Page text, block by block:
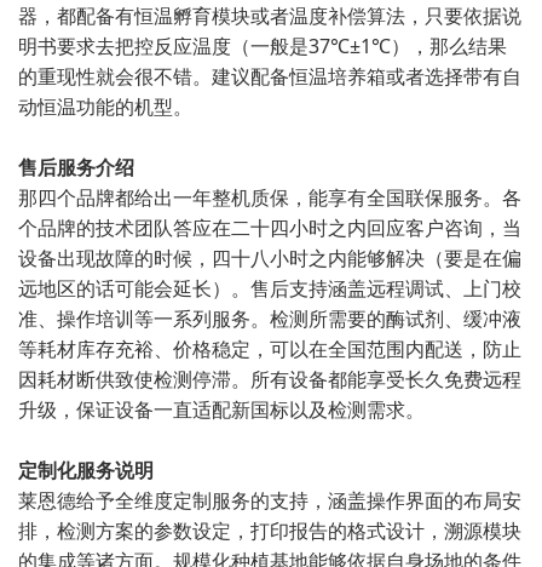
器，都配备有恒温孵育模块或者温度补偿算法，只要依据说
明书要求去把控反应温度（一般是37℃±1℃），那么结果
的重现性就会很不错。建议配备恒温培养箱或者选择带有自
动恒温功能的机型。
售后服务介绍
那四个品牌都给出一年整机质保，能享有全国联保服务。各
个品牌的技术团队答应在二十四小时之内回应客户咨询，当
设备出现故障的时候，四十八小时之内能够解决（要是在偏
远地区的话可能会延长）。售后支持涵盖远程调试、上门校
准、操作培训等一系列服务。检测所需要的酶试剂、缓冲液
等耗材库存充裕、价格稳定，可以在全国范围内配送，防止
因耗材断供致使检测停滞。所有设备都能享受长久免费远程
升级，保证设备一直适配新国标以及检测需求。
定制化服务说明
莱恩德给予全维度定制服务的支持，涵盖操作界面的布局安
排，检测方案的参数设定，打印报告的格式设计，溯源模块
的集成等诸方面。规模化种植基地能够依据自身场地的条件